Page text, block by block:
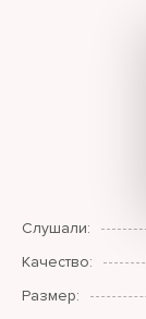
Слушали:
Качество:
Размер: